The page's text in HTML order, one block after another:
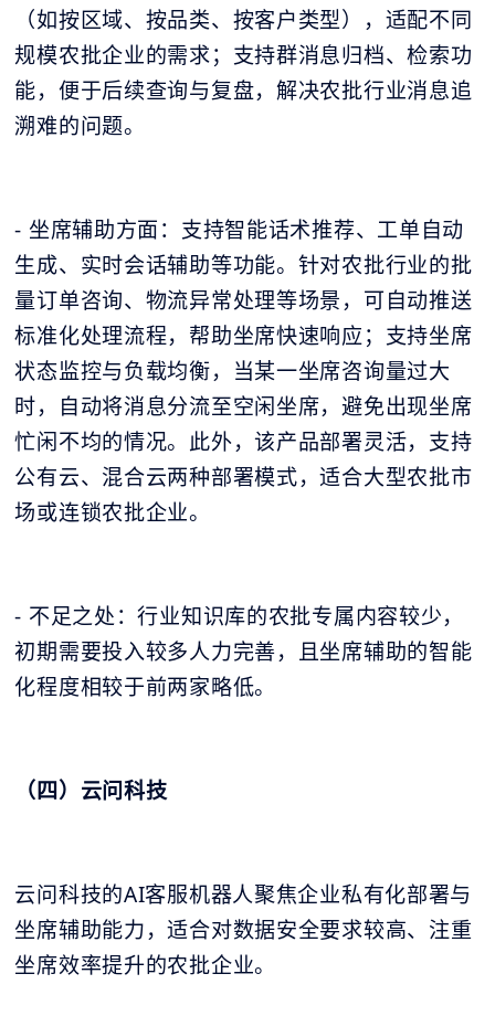
（如按区域、按品类、按客户类型），适配不同
规模农批企业的需求；支持群消息归档、检索功
能，便于后续查询与复盘，解决农批行业消息追
溯难的问题。
- 坐席辅助方面：支持智能话术推荐、工单自动
生成、实时会话辅助等功能。针对农批行业的批
量订单咨询、物流异常处理等场景，可自动推送
标准化处理流程，帮助坐席快速响应；支持坐席
状态监控与负载均衡，当某一坐席咨询量过大
时，自动将消息分流至空闲坐席，避免出现坐席
忙闲不均的情况。此外，该产品部署灵活，支持
公有云、混合云两种部署模式，适合大型农批市
场或连锁农批企业。
- 不足之处：行业知识库的农批专属内容较少，
初期需要投入较多人力完善，且坐席辅助的智能
化程度相较于前两家略低。
（四）云问科技
云问科技的AI客服机器人聚焦企业私有化部署与
坐席辅助能力，适合对数据安全要求较高、注重
坐席效率提升的农批企业。